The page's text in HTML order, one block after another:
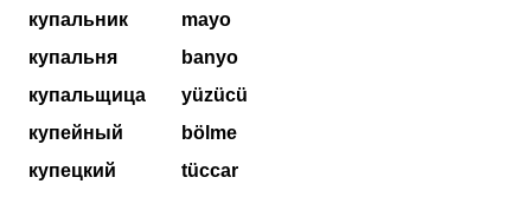
купальник
купальня
купальщица
купейный
купецкий
mayo
banyo
yüzücü
bölme
tüccar